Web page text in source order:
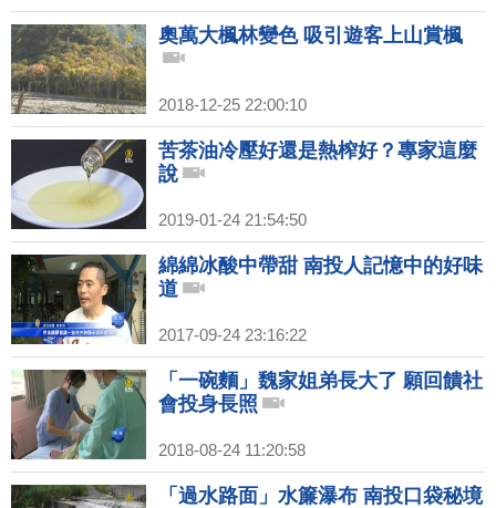
奧萬大楓林變色 吸引遊客上山賞楓
2018-12-25 22:00:10
苦茶油冷壓好還是熱榨好？專家這麼
說
2019-01-24 21:54:50
綿綿冰酸中帶甜 南投人記憶中的好味
道
2017-09-24 23:16:22
「一碗麵」魏家姐弟長大了 願回饋社
會投身長照
2018-08-24 11:20:58
「過水路面」水簾瀑布 南投口袋秘境